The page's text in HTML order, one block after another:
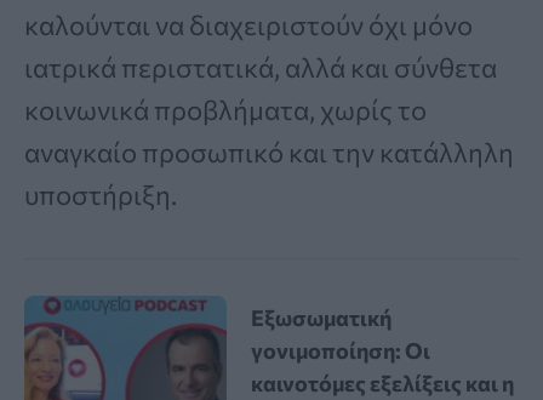
καλούνται να διαχειριστούν όχι μόνο
ιατρικά περιστατικά, αλλά και σύνθετα
κοινωνικά προβλήματα, χωρίς το
αναγκαίο προσωπικό και την κατάλληλη
υποστήριξη.
Εξωσωματική
γονιμοποίηση: Οι
καινοτόμες εξελίξεις και η